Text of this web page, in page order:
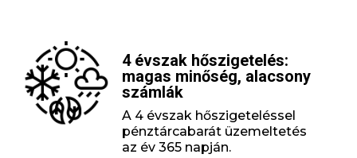
4 évszak hőszigetelés:
magas minőség, alacsony
számlák
A 4 évszak hőszigeteléssel
pénztárcabarát üzemeltetés
az év 365 napján.